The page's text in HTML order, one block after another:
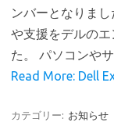
ンバーとなりま
や支援をデルの
た。 パソコンや
Read More: Dell
カテゴリー: お知らせ